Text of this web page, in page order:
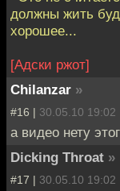
должны жить
хорошее...
[Адски ржот]
Chilanzar »
#16 | 30.05.10 19:02
а видео нету
Dicking Throat »
#17 | 30.05.10 19:02